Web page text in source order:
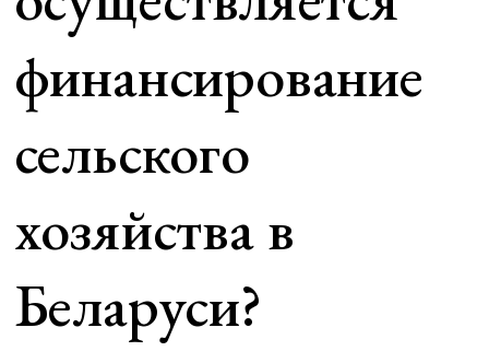
финансирование
сельского
хозяйства в
Беларуси?